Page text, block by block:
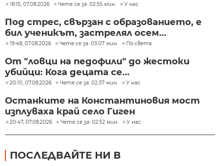
18:15, 07.08.2026 Чете се за: 02:55 мин. У нас
Под стрес, свързан с образованието, е
бил ученикът, застрелял осем...
19:48, 07.08.2026 Чете се за: 03:07 мин. По света
От "ловци на педофили" до жестоки
убийци: Кога децата се...
20:10, 07.08.2026 Чете се за: 02:37 мин. У нас
Останките на Константиновия мост
изплуваха край село Гиген
20:47, 07.08.2026 Чете се за: 02:52 мин. У нас
ПОСЛЕДВАЙТЕ НИ В